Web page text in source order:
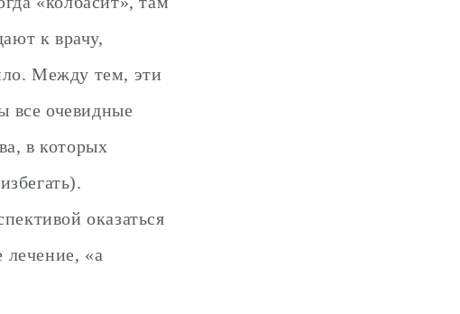
к врачу,
Между тем, эти
все очевидные
в которых
оказаться
лечение, «а